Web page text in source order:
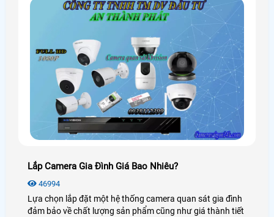
Lắp Camera Gia Đình Giá Bao Nhiêu?
46994
Lựa chọn lắp đặt một hệ thống camera quan sát gia đình
đảm bảo về chất lượng sản phẩm cũng như giá thành tiết